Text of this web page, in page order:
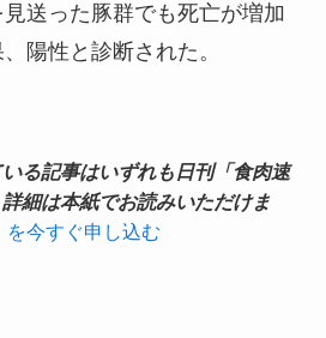
送った豚群でも死亡が増加
陽性と診断された。
る記事はいずれも日刊「食肉速
細は本紙でお読みいただけま
を今すぐ申し込む